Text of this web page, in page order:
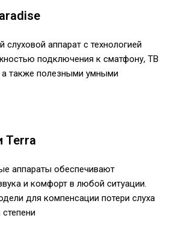
аппарат с технологией
подключения к сматфону, ТВ
а также полезными умными
Terra
аппараты обеспечивают
и комфорт в любой ситуации.
для компенсации потери слуха